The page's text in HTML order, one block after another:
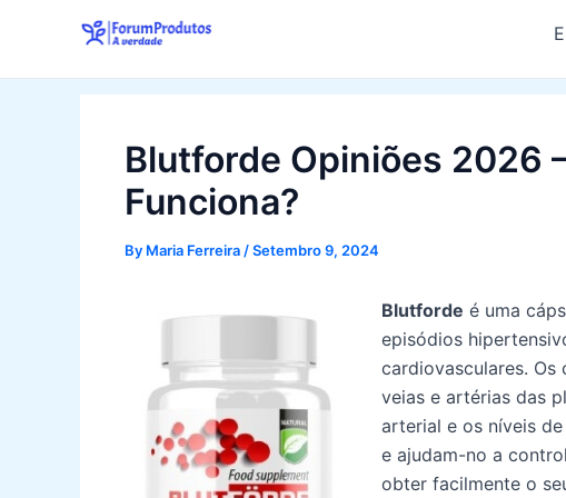
Blutforde Opiniões 2026
Funciona?
By Maria Ferreira /Setembro 9, 2024
Blutforde é uma
episódios
cardiovasculares.
veias e artérias das
arterial e os níveis
e ajudam-no a
obter facilmente o